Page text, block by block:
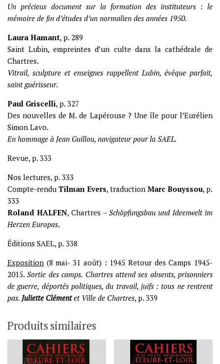
Un précieux document sur la formation des instituteurs : le
mémoire de fin d’études d’un normalien des années 1950.
Laura Hamant, p. 289
Saint Lubin, empreintes d’un culte dans la cathédrale de
Chartres.
Vitrail, sculpture et enseignes rappellent Lubin, évêque parfait,
saint guérisseur.
Paul Griscelli, p. 327
Des nouvelles de M. de Lapérouse ? Une île pour l’Eurélien
Simon Lavo.
En hommage à Jean Guillou, navigateur pour la SAEL.
Revue, p. 333
Nos lectures, p. 333
Compte-rendu Tilman Evers, traduction Marc Bouyssou, p.
333
Roland HALFEN, Chartres – Schöpfungsbau und Ideenwelt im
Herzen Europas.
Éditions SAEL, p. 338
Exposition (8 mai- 31 août) : 1945 Retour des Camps 1945-
2015.Sortie des camps. Chartres attend ses absents, prisonniers
de guerre, déportés politiques, du travail, juifs : tous ne rentrent
pas. Juliette Clémentet Ville de Chartres, p. 339
Produits similaires